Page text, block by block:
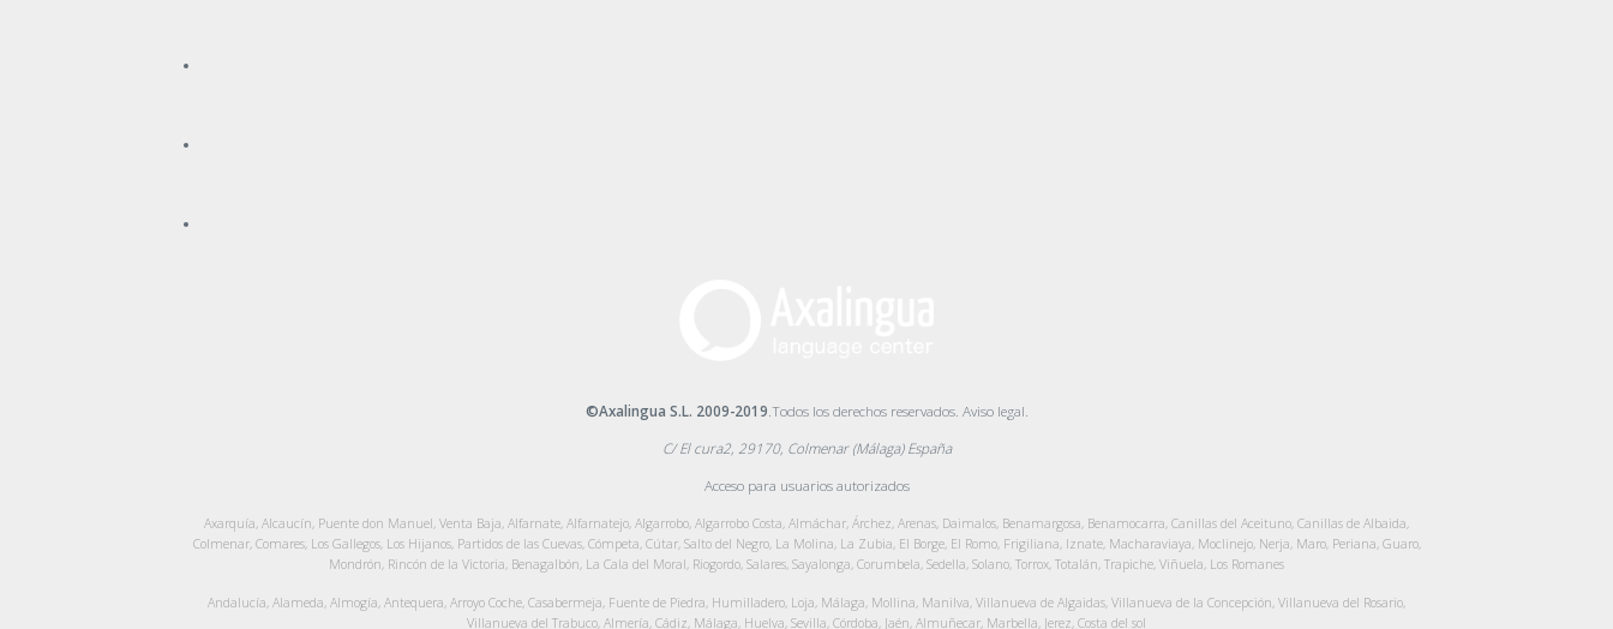
©Axalingua S.L. 2009-2019.Todos los derechos reservados. Aviso legal.
C/ El cura2, 29170, Colmenar (Málaga) España
Acceso para usuarios autorizados
Axarquía, Alcaucín, Puente don Manuel, Venta Baja, Alfarnate, Alfarnatejo, Algarrobo, Algarrobo Costa, Almáchar, Árchez, Arenas, Daimalos, Benamargosa, Benamocarra, Canillas del Aceituno, Canillas de Albaida,
Colmenar, Comares, Los Gallegos, Los Hijanos, Partidos de las Cuevas, Cómpeta, Cútar, Salto del Negro, La Molina, La Zubia, El Borge, El Romo, Frigiliana, Iznate, Macharaviaya, Moclinejo, Nerja, Maro, Periana, Guaro,
Mondrón, Rincón de la Victoria, Benagalbón, La Cala del Moral, Riogordo, Salares, Sayalonga, Corumbela, Sedella, Solano, Torrox, Totalán, Trapiche, Viñuela, Los Romanes
Andalucía, Alameda, Almogía, Antequera, Arroyo Coche, Casabermeja, Fuente de Piedra, Humilladero, Loja, Málaga, Mollina, Manilva, Villanueva de Algaidas, Villanueva de la Concepción, Villanueva del Rosario,
Villanueva del Trabuco, Almería, Cádiz, Málaga, Huelva, Sevilla, Córdoba, Jaén, Almuñecar, Marbella, Jerez, Costa del sol